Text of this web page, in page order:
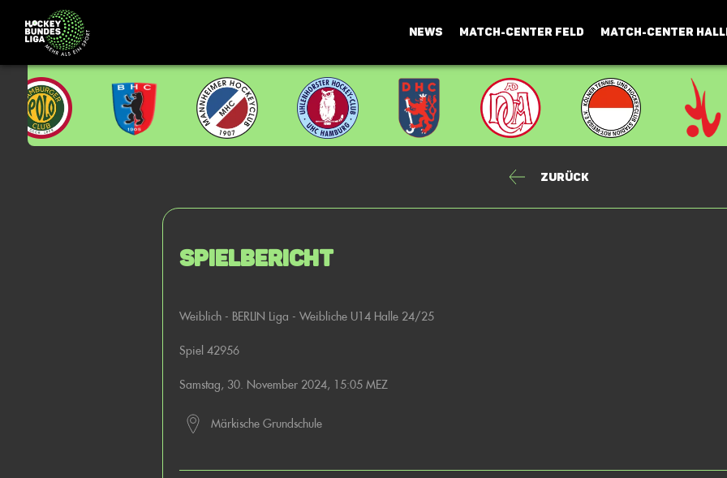
NEWS MATCH-CENTER FELD MATCH-CENTER
Zurück
Spielbericht
Weiblich - BERLIN Liga - Weibliche U14 Halle 24/25
Spiel 42956
Samstag, 30. November 2024, 15:05 MEZ
Märkische Grundschule